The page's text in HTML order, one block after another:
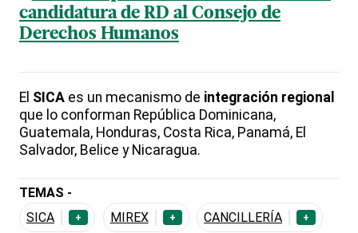
candidatura de RD al Consejo de
Derechos Humanos
El SICA es un mecanismo de integración regional
que lo conforman República Dominicana,
Guatemala, Honduras, Costa Rica, Panamá, El
Salvador, Belice y Nicaragua.
TEMAS -
SICA
+ MIREX + CANCILLERÍA +